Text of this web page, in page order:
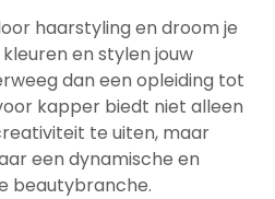
haarstyling en droom je
en stylen jouw
dan een opleiding tot
kapper biedt niet alleen
te uiten, maar
een dynamische en
beautybranche.